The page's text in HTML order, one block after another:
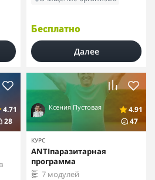
Бесплатно
Далее
4.71
28
Ксения Пустовая
4.91
47
КУРС
ANTIпаразитарная
программа
7 модулей